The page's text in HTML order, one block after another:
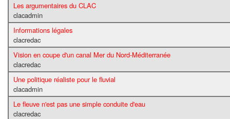
Les argumentaires du CLAC
clacadmin
Informations légales
clacredac
Vision en coupe d'un canal Mer du Nord-Méditerranée
clacredac
Une politique réaliste pour le fluvial
clacadmin
Le fleuve n'est pas une simple conduite d'eau
clacredac